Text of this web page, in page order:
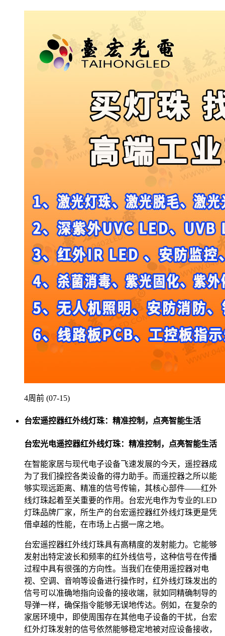
4周前 (07-15)
台宏遥控器红外线灯珠：精准控制，点亮智能生活
台宏光电遥控器红外线灯珠：精准控制，点亮智能生活
在智能家居与现代电子设备飞速发展的今天，遥控器成
为了我们操控各类设备的得力助手。而遥控器之所以能
够实现远距离、精准的信号传输，其核心部件——红外
线灯珠起着至关重要的作用。台宏光电作为专业的LED
灯珠品牌厂家，所生产的台宏遥控器红外线灯珠更是凭
借卓越的性能，在市场上占据一席之地。
台宏遥控器红外线灯珠具有高精度的发射能力。它能够
发射出特定波长和频率的红外线信号，这种信号在传播
过程中具有很强的方向性。当我们在使用遥控器对电
视、空调、音响等设备进行操作时，红外线灯珠发出的
信号可以准确地指向设备的接收端，就如同精确制导的
导弹一样，确保指令能够无误地传达。例如，在复杂的
家居环境中，即使周围存在其他电子设备的干扰，台宏
红外灯珠发射的信号依然能够稳定地被对应设备接收，